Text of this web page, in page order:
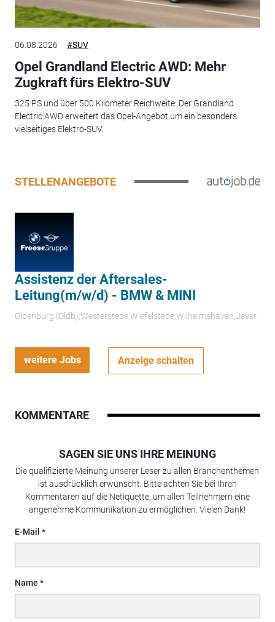
06.08.2026 #SUV
Opel Grandland Electric AWD: Mehr
Zugkraft fürs Elektro-SUV
325 PS und über 500 Kilometer Reichweite: Der Grandland
Electric AWD erweitert das Opel-Angebot um ein besonders
vielseitiges Elektro-SUV.
STELLENANGEBOTE
Assistenz der Aftersales-
Leitung(m/w/d) - BMW & MINI
Oldenburg (Oldb);Westerstede;Wiefelstede;Wilhelmshaven;Jever
weitere Jobs Anzeige schalten
KOMMENTARE
SAGEN SIE UNS IHRE MEINUNG
Die qualifizierte Meinung unserer Leser zu allen Branchenthemen
ist ausdrücklich erwünscht. Bitte achten Sie bei Ihren
Kommentaren auf die Netiquette, um allen Teilnehmern eine
angenehme Kommunikation zu ermöglichen. Vielen Dank!
E-Mail
Name